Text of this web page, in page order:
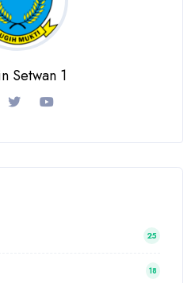
Setwan 1
25
18